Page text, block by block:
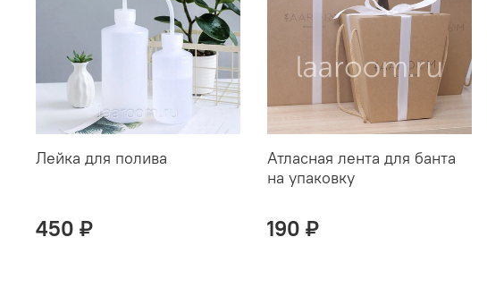
Лейка для полива
450 ₽
Атласная лента для банта
на упаковку
190 ₽